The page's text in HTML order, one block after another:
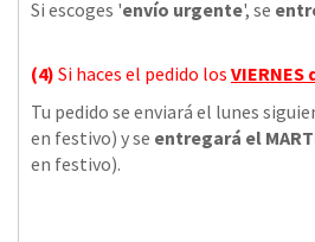
Si escoges 'envío urgente', se
(4) Si haces el pedido los VIERNES
Tu pedido se enviará el lunes
en festivo) y se entregará el
en festivo).